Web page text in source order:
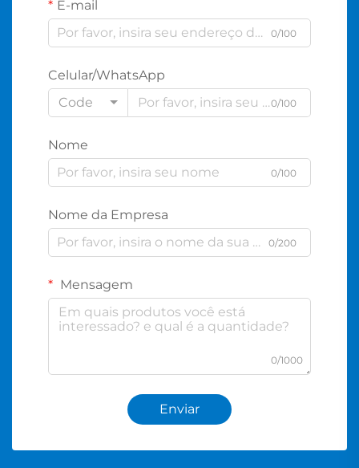
E-mail
0/100
Celular/WhatsApp
Code
0/100
Nome
0/100
Nome da Empresa
0/200
Mensagem
0/1000
Enviar